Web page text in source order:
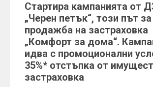
Стартира кампанията от
„Черен петък“, този път за
продажба на застраховка
„Комфорт за дома“.
идва с промоционални
35%* отстъпка от
застраховка